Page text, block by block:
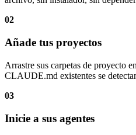
02
Añade tus proyectos
Arrastre sus carpetas de proyecto
CLAUDE.md existentes se
03
Inicie a sus agentes